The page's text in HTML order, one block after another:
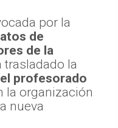
por la
de
de la
trasladado la
profesorado
la organización
nueva